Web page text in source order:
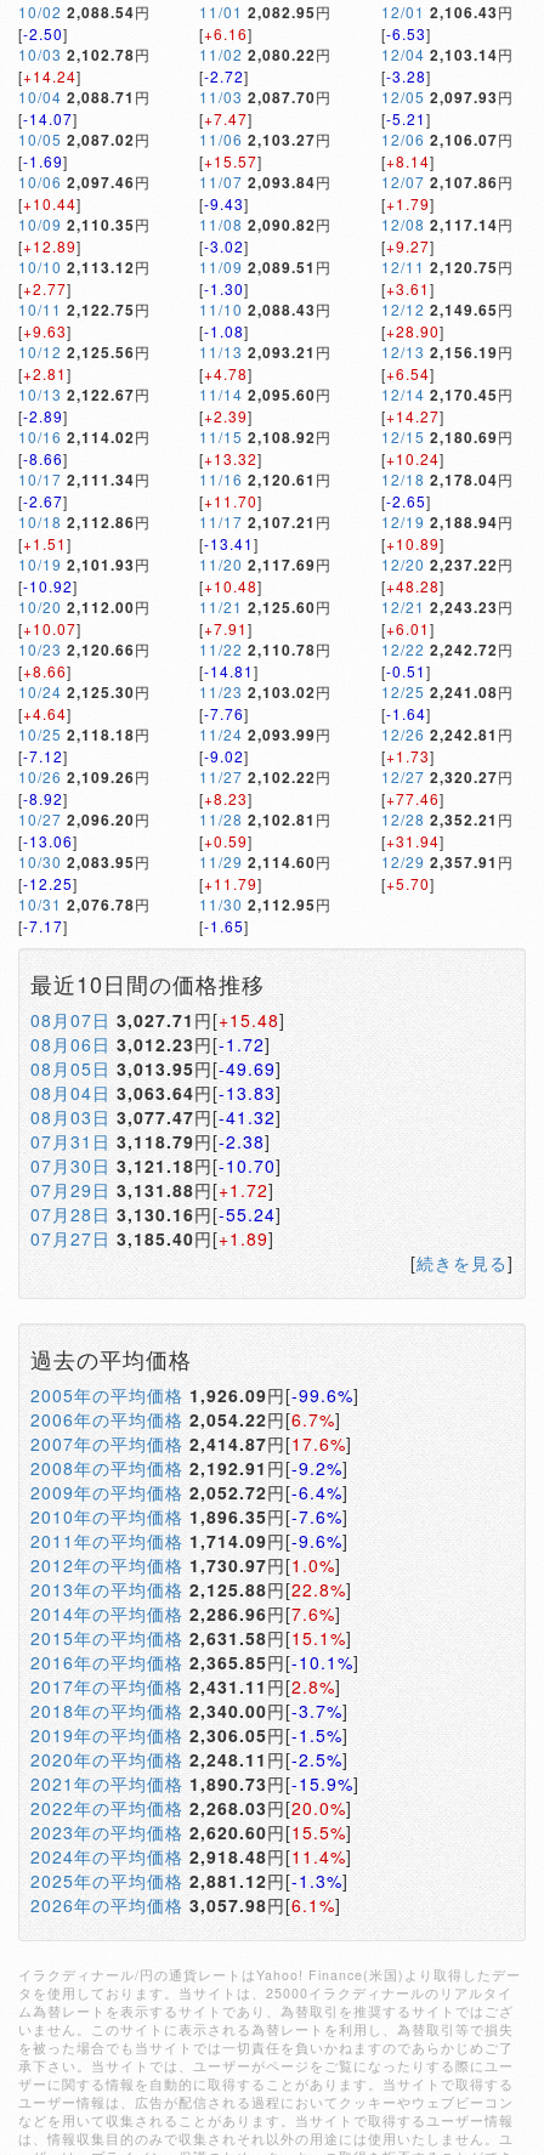
10/02 2,088.54円
[-2.50]
10/03 2,102.78円
[+14.24]
10/04 2,088.71 円
[-14.07]
10/05 2,087.02円
[-1.69]
10/06 2,097.46円
[+10.44]
10/09 2,110.35円
[+12.89]
10/10 2,113.12円
[+2.77]
10/11 2,122.75円
[+9.63]
10/12 2,125.56円
[+2.81]
10/13 2,122.67円
[-2.89]
10/16 2,114.02円
[-8.66]
10/17 2,111.34円
[-2.67]
10/18 2,112.86円
[+1.51]
10/19 2,101.93円
[-10.92]
10/20 2,112.00円
[+10.07]
10/23 2,120.66円
[+8.66]
10/24 2,125.30円
[+4.64]
10/25 2,118.18円
[-7.12]
10/26 2,109.26円
[-8.92]
10/27 2,096.20円
[-13.06]
10/30 2,083.95円
[-12.25]
10/31 2,076.78円
[-7.17]
11/01 2,082.95円
[+6.16]
11/02 2,080.22円
[-2.72]
11/03 2,087.70円
[+7.47]
11/06 2,103.27円
[+15.57]
11/07 2,093.84円
[-9.43]
11/08 2,090.82円
[-3.02]
11/09 2,089.51 円
[-1.30]
11/10 2,088.43円
[-1.08]
11/13 2,093.21 円
[+4.78]
11/14 2,095.60円
[+2.39]
11/15 2,108.92円
[+13.32]
11/16 2,120.61 円
[+11.70]
11/17 2,107.21 円
[-13.41]
11/20 2,117.69円
[+10.48]
11/21 2,125.60円
[+7.91]
11/22 2,110.78円
[-14.81]
11/23 2,103.02円
[-7.76]
11/24 2,093.99円
[-9.02]
11/27 2,102.22円
[+8.23]
11/28 2,102.81 円
[+0.59]
11/29 2,114.60円
[+11.79]
11/30 2,112.95円
[-1.65]
12/01 2,106.43円
[-6.53]
12/04 2,103.14円
[-3.28]
12/05 2,097.93円
[-5.21]
12/06 2,106.07円
[+8.14]
12/07 2,107.86円
[+1.79]
12/08 2,117.14円
[+9.27]
12/11 2,120.75円
[+3.61]
12/12 2,149.65円
[+28.90]
12/13 2,156.19円
[+6.54]
12/14 2,170.45円
[+14.27]
12/15 2,180.69円
[+10.24]
12/18 2,178.04円
[-2.65]
12/19 2,188.94円
[+10.89]
12/20 2,237.22円
[+48.28]
12/21 2,243.23円
[+6.01]
12/22 2,242.72円
[-0.51]
12/25 2,241.08円
[-1.64]
12/26 2,242.81 円
[+1.73]
12/27 2,320.27円
[+77.46]
12/28 2,352.21 円
[+31.94]
12/29 2,357.91 円
[+5.70]
最近10日間の価格推移
08月07日 3,027.71 円[+15.48]
08月06日 3,012.23円[-1.72]
08月05日 3,013.95円[-49.69]
08月04日 3,063.64円[-13.83]
08月03日 3,077.47円[-41.32]
07月31日 3,118.79円[-2.38]
07月30日 3,121.18円[-10.70]
07月29日 3,131.88円[+1.72]
07月28日 3,130.16円[-55.24]
07月27日 3,185.40円[+1.89]
[続きを見る]
過去の平均価格
2005年の平均価格 1,926.09円[-99.6%]
2006年の平均価格 2,054.22円[6.7%]
2007年の平均価格 2,414.87円[17.6%]
2008年の平均価格 2,192.91 円[-9.2%]
2009年の平均価格 2,052.72円[-6.4%]
2010年の平均価格 1,896.35円[-7.6%]
2011年の平均価格 1,714.09円[-9.6%]
2012年の平均価格 1,730.97円[1.0%]
2013年の平均価格 2,125.88円[22.8%]
2014年の平均価格 2,286.96円[7.6%]
2015年の平均価格 2,631.58円[15.1%]
2016年の平均価格 2,365.85円[-10.1%]
2017年の平均価格 2,431.11 円[2.8%]
2018年の平均価格 2,340.00円[-3.7%]
2019年の平均価格 2,306.05円[-1.5%]
2020年の平均価格 2,248.11 円[-2.5%]
2021年の平均価格 1,890.73円[-15.9%]
2022年の平均価格 2,268.03円[20.0%]
2023年の平均価格 2,620.60円[15.5%]
2024年の平均価格 2,918.48円[11.4%]
2025年の平均価格 2,881.12円[-1.3%]
2026年の平均価格 3,057.98円[6.1%]
イラクディナール/円の通貨レートはYahoo! Finance(米国)より取得したデー
タを使用しております。当サイトは、25000イラクディナールのリアルタイ
ム為替レートを表示するサイトであり、為替取引を推奨するサイトではござ
いません。このサイトに表示される為替レートを利用し、為替取引等で損失
を被った場合でも当サイトでは一切責任を負いかねますのであらかじめご了
承下さい。当サイトでは、ユーザーがページをご覧になったりする際にユー
ザーに関する情報を自動的に取得することがあります。当サイトで取得する
ユーザー情報は、広告が配信される過程においてクッキーやウェブビーコン
などを用いて収集されることがあります。当サイトで取得するユーザー情報
は、情報収集目的のみで収集されそれ以外の用途には使用いたしません。ユ